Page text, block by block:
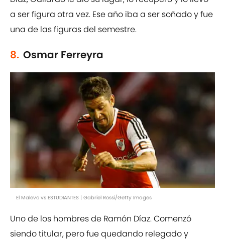
a ser figura otra vez. Ese año iba a ser soñado y fue
una de las figuras del semestre.
8. Osmar Ferreyra
El Malevo vs ESTUDIANTES | Gabriel Rossi/Getty Images
Uno de los hombres de Ramón Díaz. Comenzó
siendo titular, pero fue quedando relegado y